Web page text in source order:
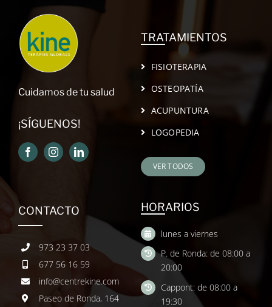
Cuidamos de tu salud
¡SÍGUENOS!
TRATAMIENTOS
FISIOTERAPIA
OSTEOPATÍA
ACUPUNTURA
LOGOPEDIA
VER TODOS
CONTACTO
973 23 37 03
677 56 16 59
info@centrekine.com
Paseo de Ronda, 164
HORARIOS
lunes a viernes
P. de Ronda: de 08:00 a
20:00
Cappont: de 08:00 a
19:30